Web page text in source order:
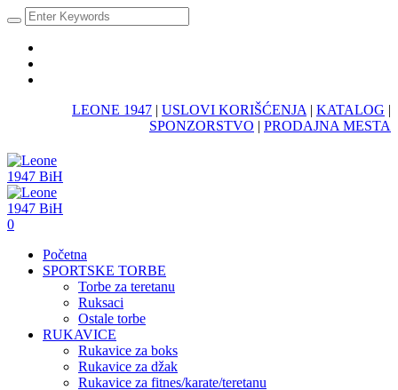
LEONE 1947 | USLOVI KORIŠĆENJA | KATALOG |
SPONZORSTVO | PRODAJNA MESTA
0
Početna
SPORTSKE TORBE
Torbe za teretanu
Ruksaci
Ostale torbe
RUKAVICE
Rukavice za boks
Rukavice za džak
Rukavice za fitnes/karate/teretanu